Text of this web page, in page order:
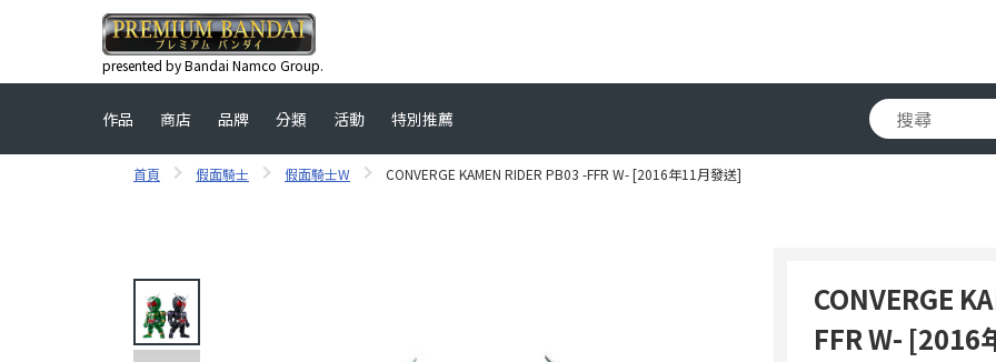
presented by Bandai Namco Group.
作品 商店 品牌 分類 活動 特別推薦
首頁 假面騎士 假面騎士W CONVERGE KAMEN RIDER PB03 -FFR W- [2016年11月發送]
CONVERGE
FFR W- [2016